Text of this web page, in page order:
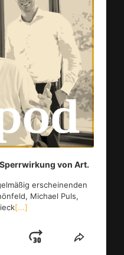
von Art.
erscheinenden
Michael Puls,
[...]
JUMPSHARE